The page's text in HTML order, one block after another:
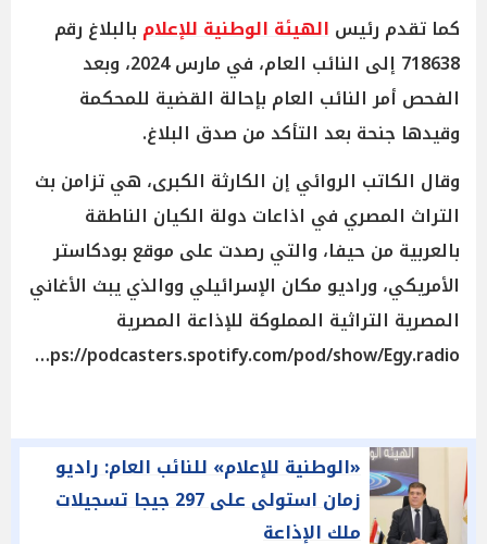
كما تقدم رئيس الهيئة الوطنية للإعلام بالبلاغ رقم
718638 إلى النائب العام، في مارس 2024، وبعد
الفحص أمر النائب العام بإحالة القضية للمحكمة
وقيدها جنحة بعد التأكد من صدق البلاغ.
وقال الكاتب الروائي إن الكارثة الكبرى، هي تزامن بث
التراث المصري في اذاعات دولة الكيان الناطقة
بالعربية من حيفا، والتي رصدت على موقع بودكاستر
الأمريكي، وراديو مكان الإسرائيلي ووالذي يبث الأغاني
المصرية التراثية المملوكة للإذاعة المصرية
https://podcasters.spotify.com/pod/show/Egy.radio
«الوطنية للإعلام» للنائب العام: راديو
زمان استولى على 297 جيجا تسجيلات
ملك الإذاعة